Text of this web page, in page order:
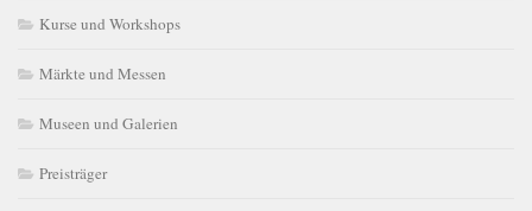
Kurse und Workshops
Märkte und Messen
Museen und Galerien
Preisträger